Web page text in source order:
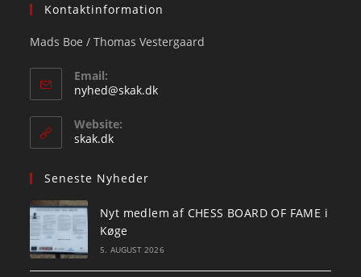
Kontaktinformation
Mads Boe / Thomas Vestergaard
Email:
nyhed@skak.dkOpens
Website:
skak.dk
Seneste Nyheder
Nyt medlem af CHESS BOARD OF FAME i
Køge
5. AUGUST 2026